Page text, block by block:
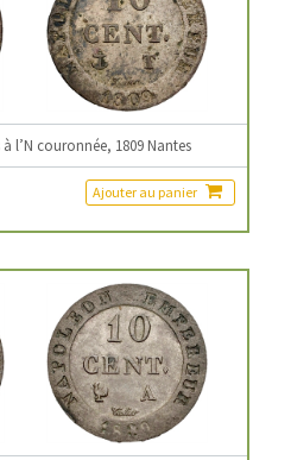
l’N couronnée, 1809 Nantes
Ajouter au panier